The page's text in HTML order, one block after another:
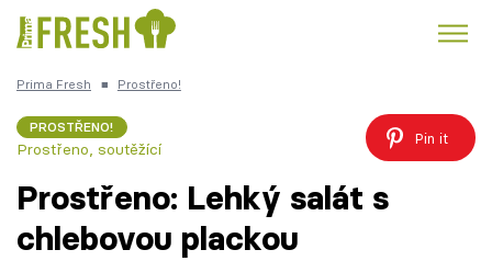
Česká kuchyně
Prima Fresh ■ Prostřeno!
PROSTŘENO!
Prostřeno, soutěžící
Pin it
Prostřeno: Lehký salát s
chlebovou plackou